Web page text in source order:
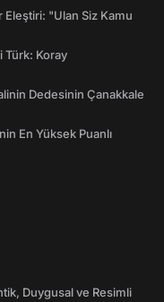
Eleştiri: "Ulan Siz Kamu
Türk: Koray
Dedesinin Çanakkale
En Yüksek Puanlı
Duygusal ve Resimli